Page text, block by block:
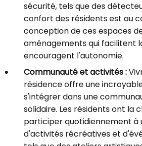
sécurité, tels que des
confort des résidents est au
conception de ces espaces
aménagements qui facilitent
encouragent l'autonomie.
Communauté et activités :
résidence offre une
s'intégrer dans une
solidaire. Les résidents ont la
participer quotidiennement à
d'activités récréatives et